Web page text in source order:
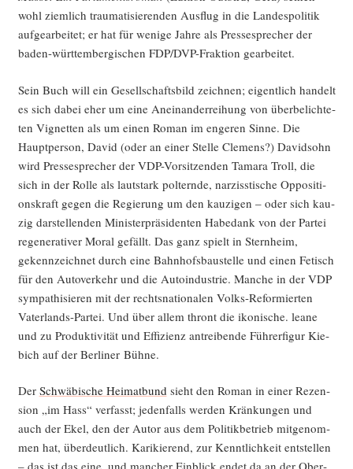
wohl ziem­lich trau­ma­ti­sie­ren­den Aus­flug in die Lan­des­po­li­tik
auf­ge­ar­bei­tet; er hat für weni­ge Jah­re als Pres­se­spre­cher der
baden-würt­tem­ber­gi­schen FDP/DVP-Frak­ti­on gearbeitet.
Sein Buch will ein Gesell­schafts­bild zeich­nen; eigent­lich han­delt
es sich dabei eher um eine Anein­an­der­rei­hung von über­be­lich­te­
ten Vignet­ten als um einen Roman im enge­ren Sin­ne. Die
Haupt­per­son, David (oder an einer Stel­le Cle­mens?) David­sohn
wird Pres­se­spre­cher der VDP-Vor­sit­zen­den Tama­ra Troll, die
sich in der Rol­le als laut­stark pol­tern­de, nar­ziss­ti­sche Oppo­si­ti­
ons­kraft gegen die Regie­rung um den kau­zi­gen – oder sich kau­
zig dar­stel­len­den Minis­ter­prä­si­den­ten Habe­dank von der Par­tei
rege­ne­ra­ti­ver Moral gefällt. Das ganz spielt in Stern­heim,
gekenn­zeich­net durch eine Bahn­hofs­bau­stel­le und einen Fetisch
für den Auto­ver­kehr und die Auto­in­dus­trie. Man­che in der VDP
sym­pa­thi­sie­ren mit der rechts­na­tio­na­len Volks-Refor­mier­ten
Vater­lands-Par­tei. Und über allem thront die iko­ni­sche. lea­ne
und zu Pro­duk­ti­vi­tät und Effi­zi­enz antrei­ben­de Füh­rer­fi­gur Kie­
bich auf der Ber­li­ner Bühne.
Der Schwä­bi­sche Hei­mat­bundsieht den Roman in einer Rezen­
si­on „im Hass“ ver­fasst; jeden­falls wer­den Krän­kun­gen und
auch der Ekel, den der Autor aus dem Poli­tik­be­trieb mit­ge­nom­
men hat, über­deut­lich. Kari­kie­rend, zur Kennt­lich­keit ent­stel­len
– das ist das eine, und man­cher Ein­blick endet da an der Ober­